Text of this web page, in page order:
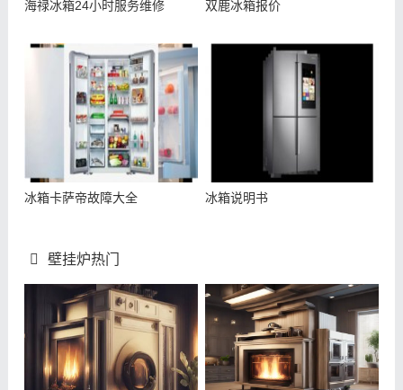
海禄冰箱24小时服务维修 双鹿冰箱报价
冰箱卡萨帝故障大全 冰箱说明书
壁挂炉热门